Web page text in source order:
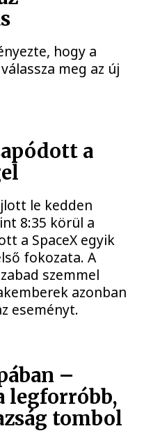
hogy a
meg az új
a
le kedden
8:35 körül a
a SpaceX egyik
fokozata. A
szemmel
azonban
eseményt.
–
legforróbb,
tombol